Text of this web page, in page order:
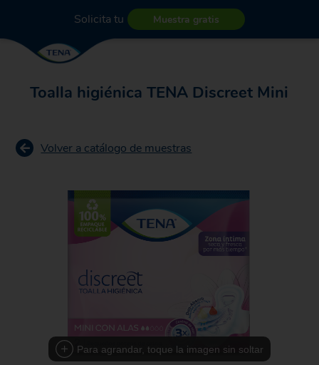
Solicita tu Muestra gratis
Toalla higiénica TENA Discreet Mini
Volver a catálogo de muestras
Para agrandar, toque la imagen sin soltar